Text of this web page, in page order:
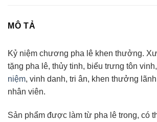
MÔ TẢ
Kỷ niệm chương pha lê khen thưởng.
tặng pha lê, thủy tinh, biểu trưng tôn vinh,
niệm, vinh danh, tri ân, khen thưởng
nhân viên.
Sản phẩm được làm từ pha lê trong, có